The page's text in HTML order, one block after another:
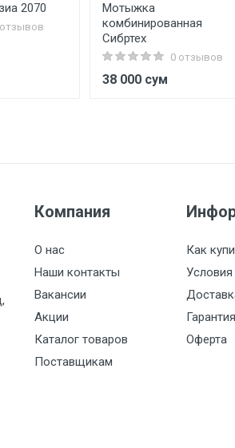
2070
Мотыжка
комбинированная
Сибртех
0 отзывов
38 000 сум
Компания
О нас
Наши контакты
Вакансии
Акции
Каталог товаров
Поставщикам
Как
Оферта